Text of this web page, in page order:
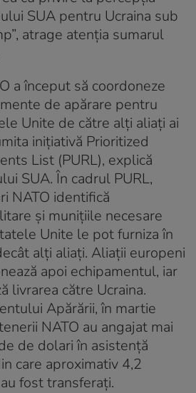
SUA pentru Ucraina sub
atrage atenția sumarul
a început să coordoneze
de apărare pentru
Unite de către alți aliați ai
inițiativă Prioritized
List (PURL), explică
SUA. În cadrul PURL,
NATO identifică
și munițiile necesare
Unite le pot furniza în
alți aliați. Aliații europeni
apoi echipamentul, iar
livrarea către Ucraina.
Apărării, în martie
NATO au angajat mai
de dolari în asistență
care aproximativ 4,2
fost transferați.